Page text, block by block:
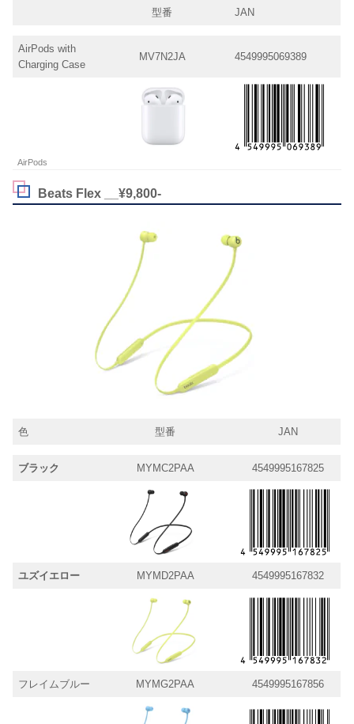
型番 JAN
AirPods with
Charging Case
MV7N2JA 4549995069389
AirPods
Beats Flex __¥9,800-
色 型番 JAN
ブラック MYMC2PAA 4549995167825
ユズイエロー MYMD2PAA 4549995167832
フレイムブルー MYMG2PAA 4549995167856